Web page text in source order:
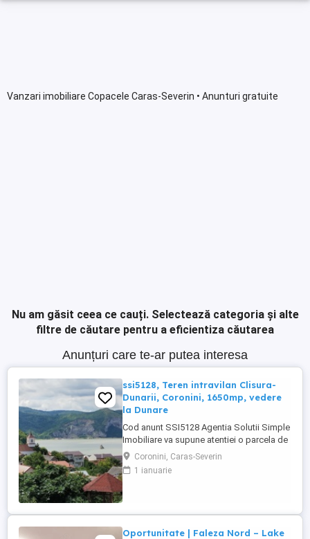
Vanzari imobiliare Copacele Caras-Severin • Anunturi gratuite
Nu am găsit ceea ce cauți. Selectează categoria și alte
filtre de căutare pentru a eficientiza căutarea
Anunțuri care te-ar putea interesa
ssi5128, Teren intravilan Clisura-
Dunarii, Coronini, 1650mp, vedere
la Dunare
Cod anunt SSI5128 Agentia Solutii Simple
Imobiliare va supune atentiei o parcela de
1650mp teren extravilan In Comuna
Coronini-Clisura Dunarii, la o distanta
considerabila de acesta dar cu o priveliste
recreere personala ...
Coronini, Caras-Severin
1 ianuarie
Oportunitate | Faleza Nord – Lake